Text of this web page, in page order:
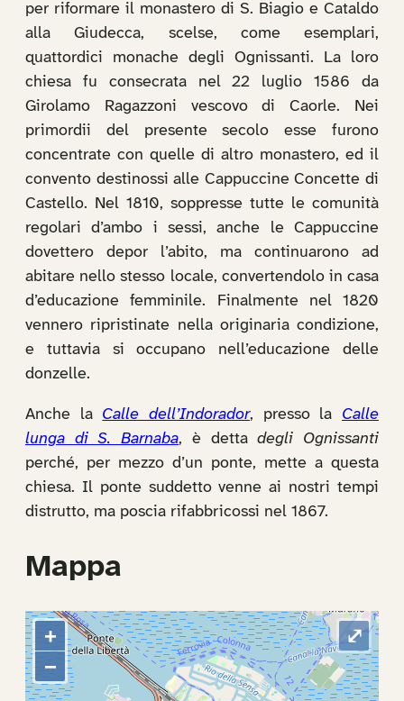
per riformare il monastero di S. Biagio e Cataldo
alla Giudecca, scelse, come esemplari,
quattordici monache degli Ognissanti. La loro
chiesa fu consecrata nel 22 luglio 1586 da
Girolamo Ragazzoni vescovo di Caorle. Nei
primordii del presente secolo esse furono
concentrate con quelle di altro monastero, ed il
convento destinossi alle Cappuccine Concette di
Castello. Nel 1810, soppresse tutte le comunità
regolari d’ambo i sessi, anche le Cappuccine
dovettero depor l’abito, ma continuarono ad
abitare nello stesso locale, convertendolo in casa
d’educazione femminile. Finalmente nel 1820
vennero ripristinate nella originaria condizione,
e tuttavia si occupano nell’educazione delle
donzelle.
Anche la Calle dell’Indorador, presso la Calle
lunga di S. Barnaba, è dettadegli Ognissanti
perché, per mezzo d’un ponte, mette a questa
chiesa. Il ponte suddetto venne ai nostri tempi
distrutto, ma poscia rifabbricossi nel 1867.
Mappa